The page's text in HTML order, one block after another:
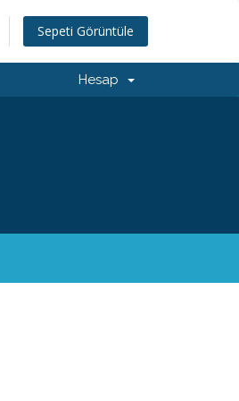
Sepeti Görüntüle
Hesap